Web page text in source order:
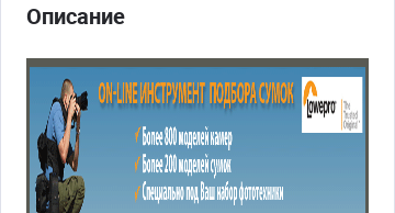
Описание